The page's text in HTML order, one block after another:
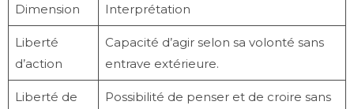
Dimension Interprétation
Liberté
d’action
Capacité d’agir selon sa volonté sans
entrave extérieure.
Liberté de
Possibilité de penser et de croire sans